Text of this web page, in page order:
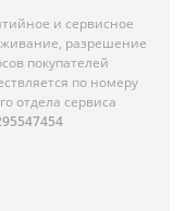
и сервисное
разрешение
покупателей
по номеру
отдела сервиса